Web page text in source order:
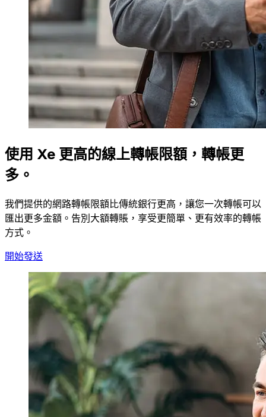
使用 Xe 更高的線上轉帳限額，轉帳更
多。
我們提供的網路轉帳限額比傳統銀行更高，讓您一次轉帳可以
匯出更多金額。告別大額轉賬，享受更簡單、更有效率的轉帳
方式。
開始發送